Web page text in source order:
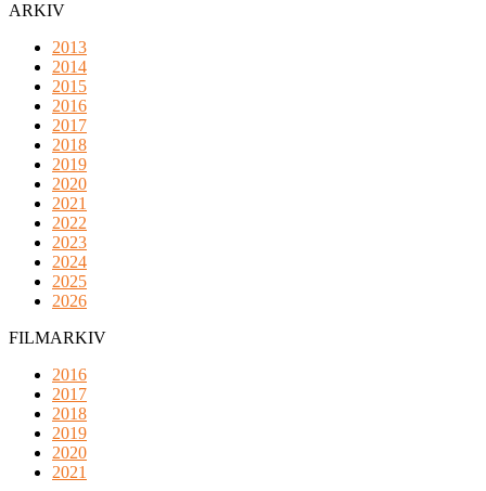
ARKIV
2013
2014
2015
2016
2017
2018
2019
2020
2021
2022
2023
2024
2025
2026
FILMARKIV
2016
2017
2018
2019
2020
2021